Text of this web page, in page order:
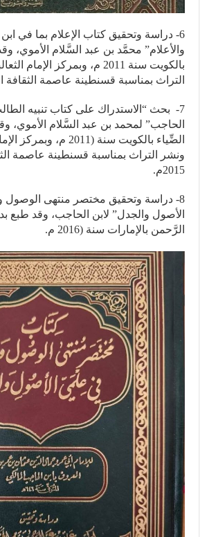
6- دراسة وتحقيق كتاب الإعلام بما في
والأعلام” محمَّد بن عبد السَّلام الأموي،
بالكويت سنة 2011 م، وبمركز
التراث بمناسبة قسنطينة عاصمة الثقافة
7- بحث “الاستدراك على كتاب تنبيه
الحاجب” لمحمد بن عبد السَّلام الأموي،
الضِّياء بالكويت سنة
ونشر التراث بمناسبة قسنطينة عاصمة
2015م.
8- دراسة وتحقيق مختصر منتهى الوصول
الأصول والجدل” لابن الحاجب، وقد طبع
الرَّحمن بالإمارات سنة (2016 م.